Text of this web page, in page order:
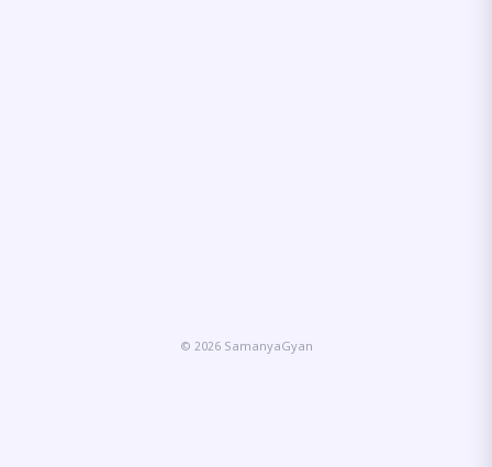
© 2026 SamanyaGyan